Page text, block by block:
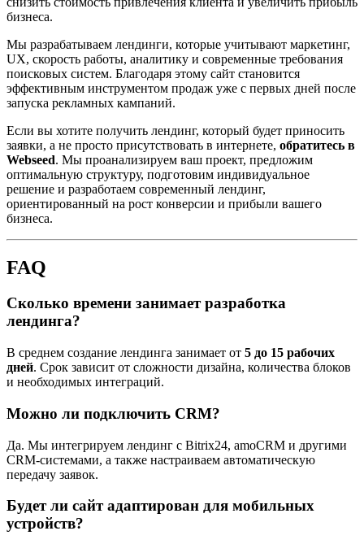
бизнеса.
Мы разрабатываем лендинги, которые учитывают маркетинг,
UX, скорость работы, аналитику и современные требования
поисковых систем. Благодаря этому сайт становится
эффективным инструментом продаж уже с первых дней после
запуска рекламных кампаний.
Если вы хотите получить лендинг, который будет приносить
заявки, а не просто присутствовать в интернете, обратитесь в
Webseed. Мы проанализируем ваш проект, предложим
оптимальную структуру, подготовим индивидуальное
решение и разработаем современный лендинг,
ориентированный на рост конверсии и прибыли вашего
бизнеса.
FAQ
Сколько времени занимает разработка
лендинга?
В среднем создание лендинга занимает от 5 до 15 рабочих
дней. Срок зависит от сложности дизайна, количества блоков
и необходимых интеграций.
Можно ли подключить CRM?
Да. Мы интегрируем лендинг с Bitrix24, amoCRM и другими
CRM-системами, а также настраиваем автоматическую
передачу заявок.
Будет ли сайт адаптирован для мобильных
устройств?